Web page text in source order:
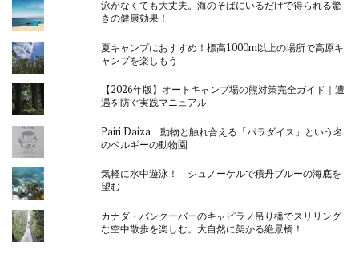
泳がなくても大丈夫。海のそばにいるだけで得られる驚
きの健康効果！
夏キャンプにおすすめ！標高1000m以上の場所で高原キ
ャンプを楽しもう
【2026年版】オートキャンプ場の熊対策完全ガイド｜遭
遇を防ぐ実践マニュアル
Pairi Daiza 動物と触れ合える「パラダイス」という名
のベルギーの動物園
気軽に水中遊泳！ シュノーケルで積丹ブルーの海底を
望む
カナダ・バンクーバーのキャピラノ吊り橋でスリリング
な空中散歩を楽しむ。大自然に架かる絶景橋！